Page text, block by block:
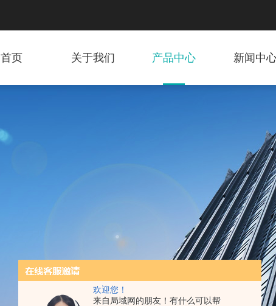
欢迎您！
来自局域网的朋友！有什么可以帮
首页 关于我们 产品中心 新闻中